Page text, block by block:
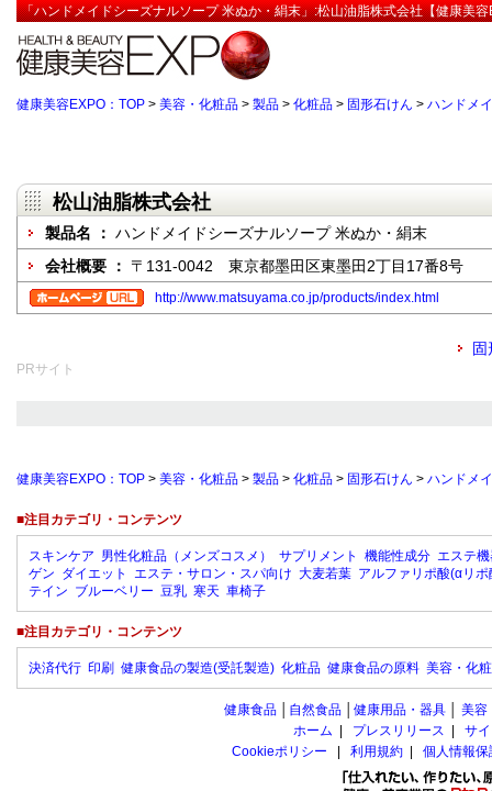
「ハンドメイドシーズナルソープ 米ぬか・絹末」:松山油脂株式会社【健康美容
健康美容EXPO：TOP > 美容・化粧品 > 製品 > 化粧品 > 固形石けん > ハンドメ
松山油脂株式会社
製品名 ： ハンドメイドシーズナルソープ 米ぬか・絹末
会社概要 ： 〒131-0042 東京都墨田区東墨田2丁目17番8号
http://www.matsuyama.co.jp/products/index.html
固
PRサイト
健康美容EXPO：TOP > 美容・化粧品 > 製品 > 化粧品 > 固形石けん > ハンドメ
■注目カテゴリ・コンテンツ
スキンケア 男性化粧品（メンズコスメ） サプリメント 機能性成分 エステ
ゲン ダイエット エステ・サロン・スパ向け 大麦若葉 アルファリポ酸(αリポ
テイン ブルーベリー 豆乳 寒天 車椅子
■注目カテゴリ・コンテンツ
決済代行 印刷 健康食品の製造(受託製造) 化粧品 健康食品の原料 美容・化
健康食品 自然食品 健康用品・器具 美容
ホーム
プレスリリース
サ
Cookieポリシー
利用規約 個人情報